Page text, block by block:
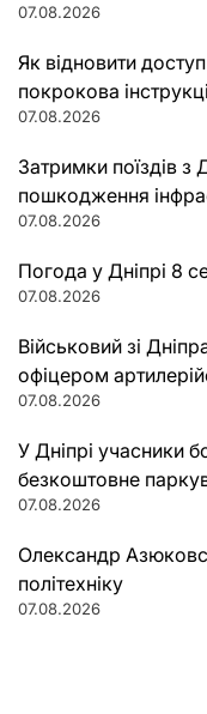
07.08.2026
Як відновити
покрокова
07.08.2026
Затримки поїздів з
пошкодження
07.08.2026
Погода у Дніпрі 8
07.08.2026
Військовий зі
офіцером
07.08.2026
У Дніпрі учасники
безкоштовне
07.08.2026
Олександр
політехніку
07.08.2026